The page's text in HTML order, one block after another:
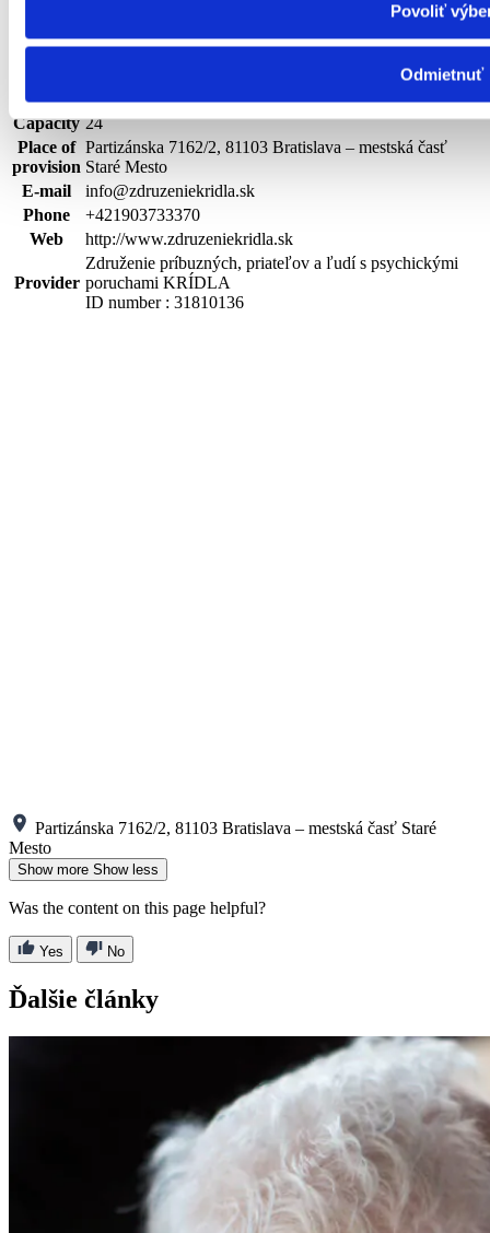
Povoliť
Odmietnuť
Scope
poruchy a poruchy správania, FO s ťažkým zdravotným
postihnutím alebo nepriaznivým zdravotným stavom
Capacity 24
Place of
provision
Partizánska 7162/2, 81103 Bratislava – mestská časť
Staré Mesto
E-mail
info@zdruzeniekridla.sk
Phone
+421903733370
Web
http://www.zdruzeniekridla.sk
Provider
Združenie príbuzných, priateľov a ľudí s psychickými
poruchami KRÍDLA
ID number : 31810136
Partizánska 7162/2, 81103 Bratislava – mestská časť Staré
Mesto
Show more Show less
Was the content on this page helpful?
Yes No
Ďalšie články